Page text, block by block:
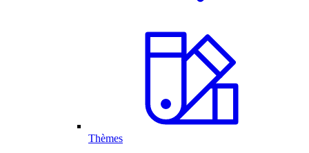
Thèmes